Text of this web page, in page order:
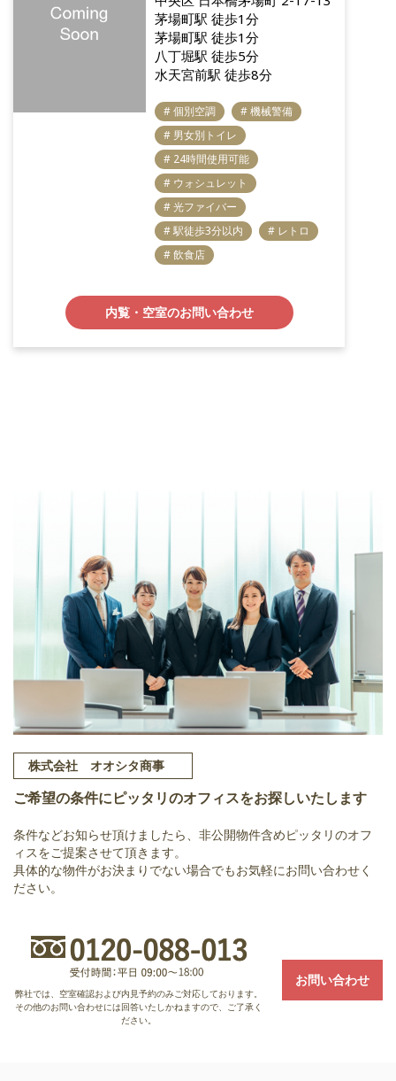
茅場町駅 徒歩1分
茅場町駅 徒歩1分
八丁堀駅 徒歩5分
水天宮前駅 徒歩8分
# 個別空調
# 機械警備
# 男女別トイレ
# 24時間使用可能
# ウォシュレット
# 光ファイバー
# 駅徒歩3分以内
# レトロ
# 飲食店
内覧・空室のお問い合わせ
株式会社 オオシタ商事
ご希望の条件にピッタリのオフィスをお探しいたします
条件などお知らせ頂けましたら、非公開物件含めピッタリのオフ
ィスをご提案させて頂きます。
具体的な物件がお決まりでない場合でもお気軽にお問い合わせく
ださい。
弊社では、空室確認および内見予約のみご対応しております。
その他のお問い合わせには回答いたしかねますので、ご了承く
ださい。
お問い合わせ